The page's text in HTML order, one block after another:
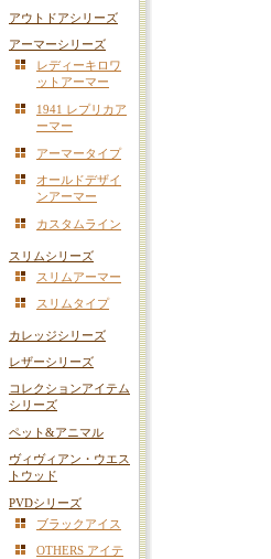
アウトドアシリーズ
アーマーシリーズ
レディーキロワ
ットアーマー
1941 レプリカア
ーマー
アーマータイプ
オールドデザイ
ンアーマー
カスタムライン
スリムシリーズ
スリムアーマー
スリムタイプ
カレッジシリーズ
レザーシリーズ
コレクションアイテム
シリーズ
ペット&アニマル
ヴィヴィアン・ウエス
トウッド
PVDシリーズ
ブラックアイス
OTHERS アイテ